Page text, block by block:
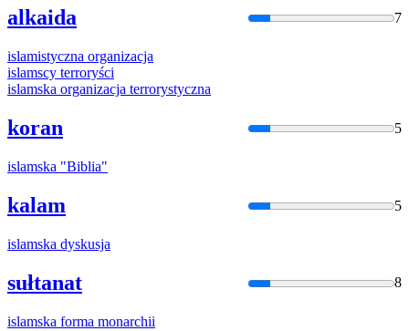
alkaida 7
islamistyczna organizacja
islamscy terroryści
islamska organizacja terrorystyczna
koran 5
islamska "Biblia"
kalam 5
islamska dyskusja
sułtanat 8
islamska forma monarchii